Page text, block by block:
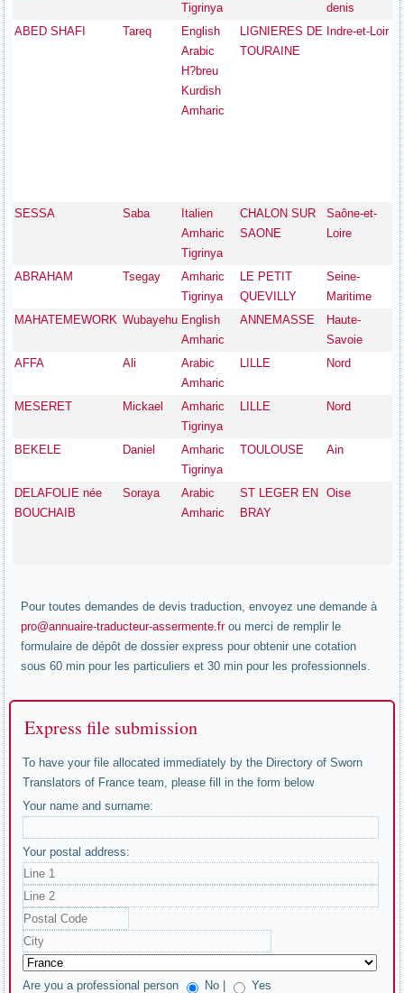
Tigrinya
denis
ABED SHAFI
Tareq
English
Arabic
H?breu
Kurdish
Amharic
LIGNIERES DE
TOURAINE
Indre-et-Loir
SESSA Saba
Italien
Amharic
Tigrinya
CHALON SUR
SAONE
Saône-et-
Loire
ABRAHAM Tsegay
Amharic
Tigrinya
LE PETIT
QUEVILLY
Seine-
Maritime
MAHATEMEWORK Wubayehu English
Amharic
ANNEMASSE
Haute-
Savoie
AFFA
Ali
Arabic
Amharic
LILLE Nord
MESERET Mickael
Amharic
Tigrinya
LILLE Nord
BEKELE Daniel
Amharic
Tigrinya
TOULOUSE Ain
DELAFOLIE née
BOUCHAIB
Soraya
Arabic
Amharic
ST LEGER EN
BRAY
Oise
Pour toutes demandes de devis traduction, envoyez une demande à
pro@annuaire-traducteur-assermente.frou merci de remplir le
formulaire de dépôt de dossier express pour obtenir une cotation
sous 60 min pour les particuliers et 30 min pour les professionnels.
Express file submission
To have your file allocated immediately by the Directory of Sworn
Translators of France team, please fill in the form below
Your name and surname:
Your postal address:
Are you a professional person No |
Yes